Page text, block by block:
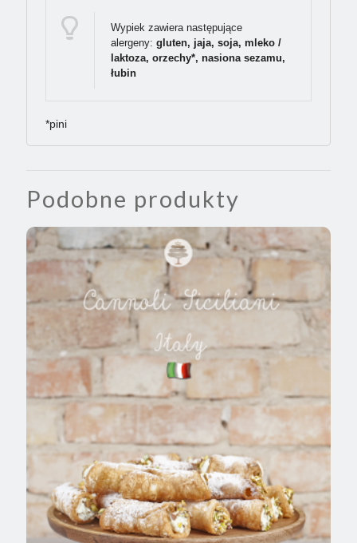
Wypiek zawiera następujące
alergeny: gluten, jaja, soja, mleko /
laktoza, orzechy*, nasiona sezamu,
łubin
*pini
Podobne produkty